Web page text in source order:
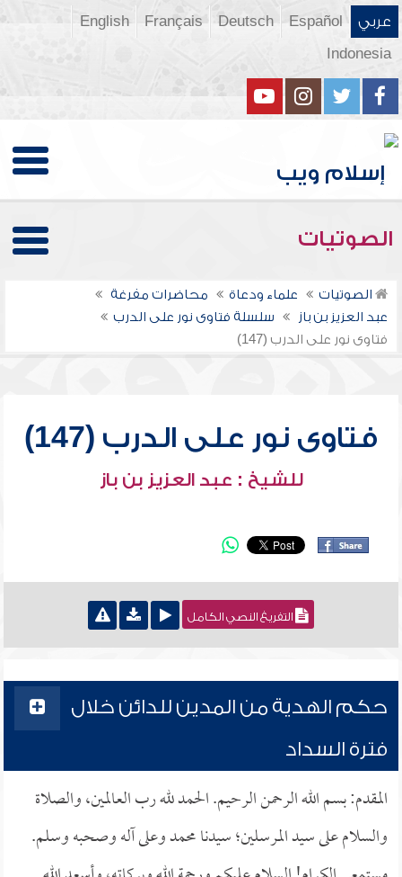
عربي Español
Deutsch
Français
English
Indonesia
الصوتيات
الصوتيات علماء ودعاة
محاضرات مفرغة
عبد العزيز بن باز
سلسلة فتاوى نور على الدرب
فتاوى نور على الدرب (147)
فتاوى نور على الدرب (147)
للشيخ : عبد العزيز بن باز
التفريغ النصي الكامل
حكم الهدية من المدين للدائن خلال
فترة السداد
المقدم: بسم الله الرحمن الرحيم. الحمد لله رب العالمين، والصلاة
والسلام على سيد المرسلين؛ سيدنا محمد وعلى آله وصحبه وسلم.